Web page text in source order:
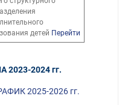
детей Перейти
2024 гг.
2025-2026 гг.